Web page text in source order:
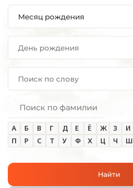
Поиск по фамилии
А Б В Г Д Е Ё Ж З И
П
Р С Т У Ф Х Ц Ч Ш
Найти